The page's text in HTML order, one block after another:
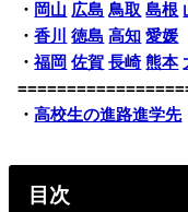
・ 岡山 広島 鳥取 島根
・香川 徳島 高知 愛媛
・福岡 佐賀 長崎 熊本
・高校生の進路進学先
目次